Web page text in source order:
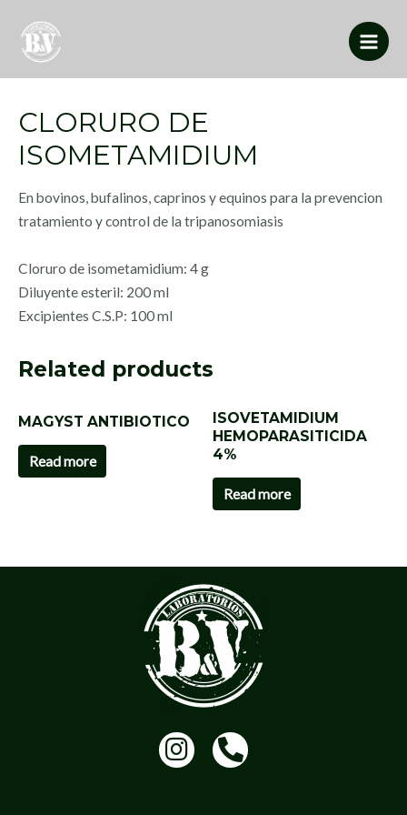
CLORURO DE
ISOMETAMIDIUM
En bovinos, bufalinos, caprinos y equinos para la prevencion
tratamiento y control de la tripanosomiasis
Cloruro de isometamidium: 4 g
Diluyente esteril: 200 ml
Excipientes C.S.P: 100 ml
Related products
MAGYST ANTIBIOTICO
Read more
ISOVETAMIDIUM
HEMOPARASITICIDA
4%
Read more